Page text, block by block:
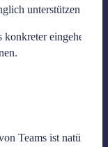
unterstützen kann.
eingehen,
Teams ist natürlich